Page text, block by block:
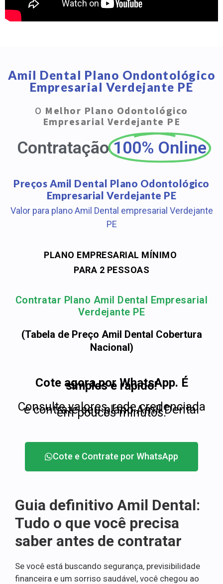
Amil Dental Plano Ondontológico
Empresarial Verdejante PE
O Melhor Plano Odontológico
Empresarial Verdejante PE
Contratação 100% Online
Preços Amil Dental Plano Odontológico
Empresarial Verdejante PE
Valor para plano Amil Dental empresarial Verdejante
PE
PLANO EMPRESARIAL MÍNIMO
PARA 2 PESSOAS
Contratar Plano Amil Dental Empresarial
Verdejante PE
(Tabela de Preço Amil Dental Cobertura
Nacional)
Cote agora por WhatsApp. É
simples e rápido!
Consulte valores, rede credenciada
e contrate seu plano Amil Dental
em poucos minutos.
Cote e Contrate por WhatsApp
Guia definitivo Amil Dental:
Tudo o que você precisa
saber antes de contratar
Se você está buscando segurança, previsibilidade
financeira e um sorriso saudável, você chegou ao